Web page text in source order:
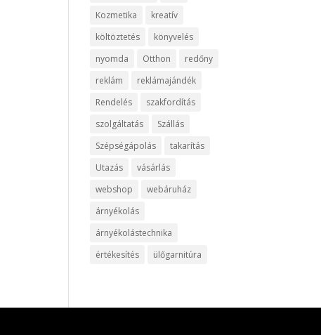
Kozmetika
kreatív
költöztetés
könyvelés
nyomda
Otthon
redőny
reklám
reklámajándék
Rendelés
szakfordítás
szolgáltatás
Szállás
Szépségápolás
takarítás
Utazás
vásárlás
webshop
webáruház
árnyékolás
árnyékolástechnika
értékesítés
ülőgarnitúra